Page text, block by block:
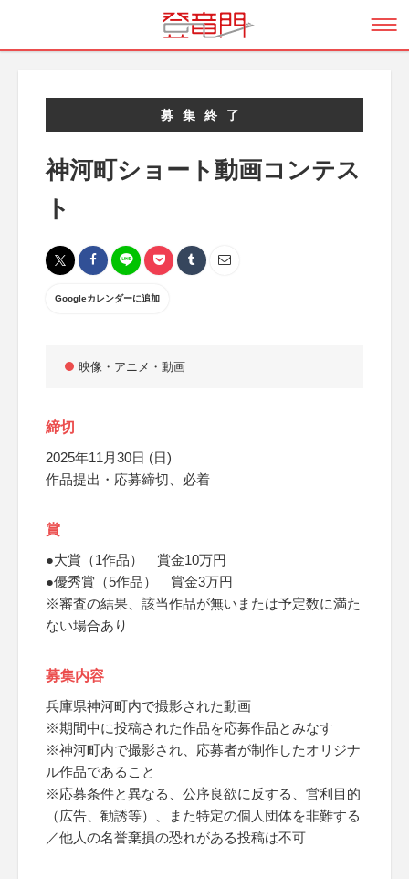
募集終了
神河町ショート動画コンテス
ト
Googleカレンダーに追加
映像・アニメ・動画
締切
2025年11月30日 (日)
作品提出・応募締切、必着
賞
●大賞（1作品） 賞金10万円
●優秀賞（5作品） 賞金3万円
※審査の結果、該当作品が無いまたは予定数に満た
ない場合あり
募集内容
兵庫県神河町内で撮影された動画
※期間中に投稿された作品を応募作品とみなす
※神河町内で撮影され、応募者が制作したオリジナ
ル作品であること
※応募条件と異なる、公序良欲に反する、営利目的
（広告、勧誘等）、また特定の個人団体を非難する
／他人の名誉棄損の恐れがある投稿は不可